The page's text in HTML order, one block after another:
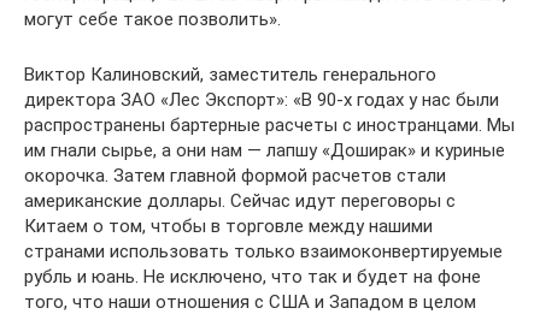
могут себе такое позволить».
Виктор Калиновский, заместитель генерального
директора ЗАО «Лес Экспорт»: «В 90-х годах у нас были
распространены бартерные расчеты с иностранцами. Мы
им гнали сырье, а они нам — лапшу «Доширак» и куриные
окорочка. Затем главной формой расчетов стали
американские доллары. Сейчас идут переговоры с
Китаем о том, чтобы в торговле между нашими
странами использовать только взаимоконвертируемые
рубль и юань. Не исключено, что так и будет на фоне
того, что наши отношения с США и Западом в целом